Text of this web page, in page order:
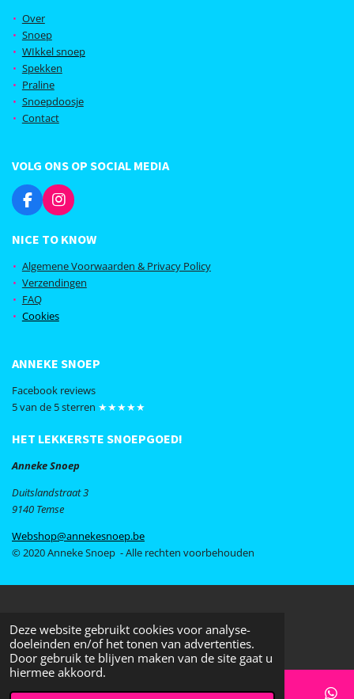
Deze website gebruikt cookies voor analyse-
doeleinden en/of het tonen van advertenties.
Door gebruik te blijven maken van de site gaat u
hiermee akkoord.
Over
Snoep
WIkkel snoep
Spekken
Praline
Snoepdoosje
Contact
VOLG ONS OP SOCIAL MEDIA
F
a
c
e
b
o
o
k
I
n
s
a
g
r
m
NICE TO KNOW
Algemene Voorwaarden & Privacy Policy
Verzendingen
FAQ
Cookies
ANNEKE SNOEP
Facebook reviews
5 van de 5 sterren ★★★★★
HET LEKKERSTE SNOEPGOED!
Anneke Snoep
Duitslandstraat 3
9140 Temse
Webshop@annekesnoep.be
© 2020 Anneke Snoep - Alle rechten voorbehouden